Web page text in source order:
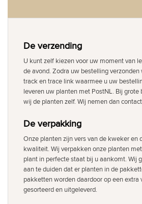
De verzending
U kunt zelf kiezen voor uw moment van
de avond. Zodra uw bestelling
track en trace link waarmee u uw
leveren uw planten met PostNL. Bij
wij de planten zelf. Wij nemen dan
De verpakking
Onze planten zijn vers van de kweker en
kwaliteit. Wij verpakken onze planten
plant in perfecte staat bij u aankomt. Wij
aan te duiden dat er planten in de
pakketten worden daardoor op een extra
gesorteerd en uitgeleverd.